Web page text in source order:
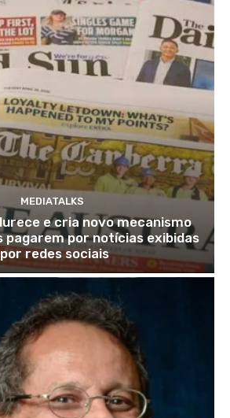
MEDIATALKS
e cria novo mecanismo
pagarem por notícias exibidas
por redes sociais